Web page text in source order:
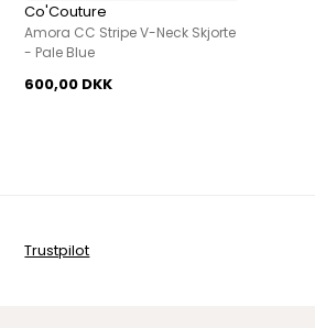
Co'Couture
Amora CC Stripe V-Neck Skjorte
- Pale Blue
600,00 DKK
Trustpilot